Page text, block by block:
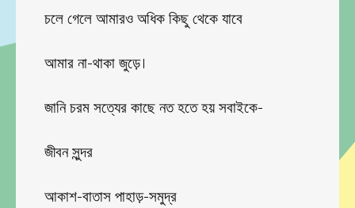
চলে গেলে আমারও অধিক কিছু থেকে যাবে
আমার না-থাকা জুড়ে।
জানি চরম সত্যের কাছে নত হতে হয় সবাইকে-
জীবন সুন্দর
আকাশ-বাতাস পাহাড়-সমুদ্র